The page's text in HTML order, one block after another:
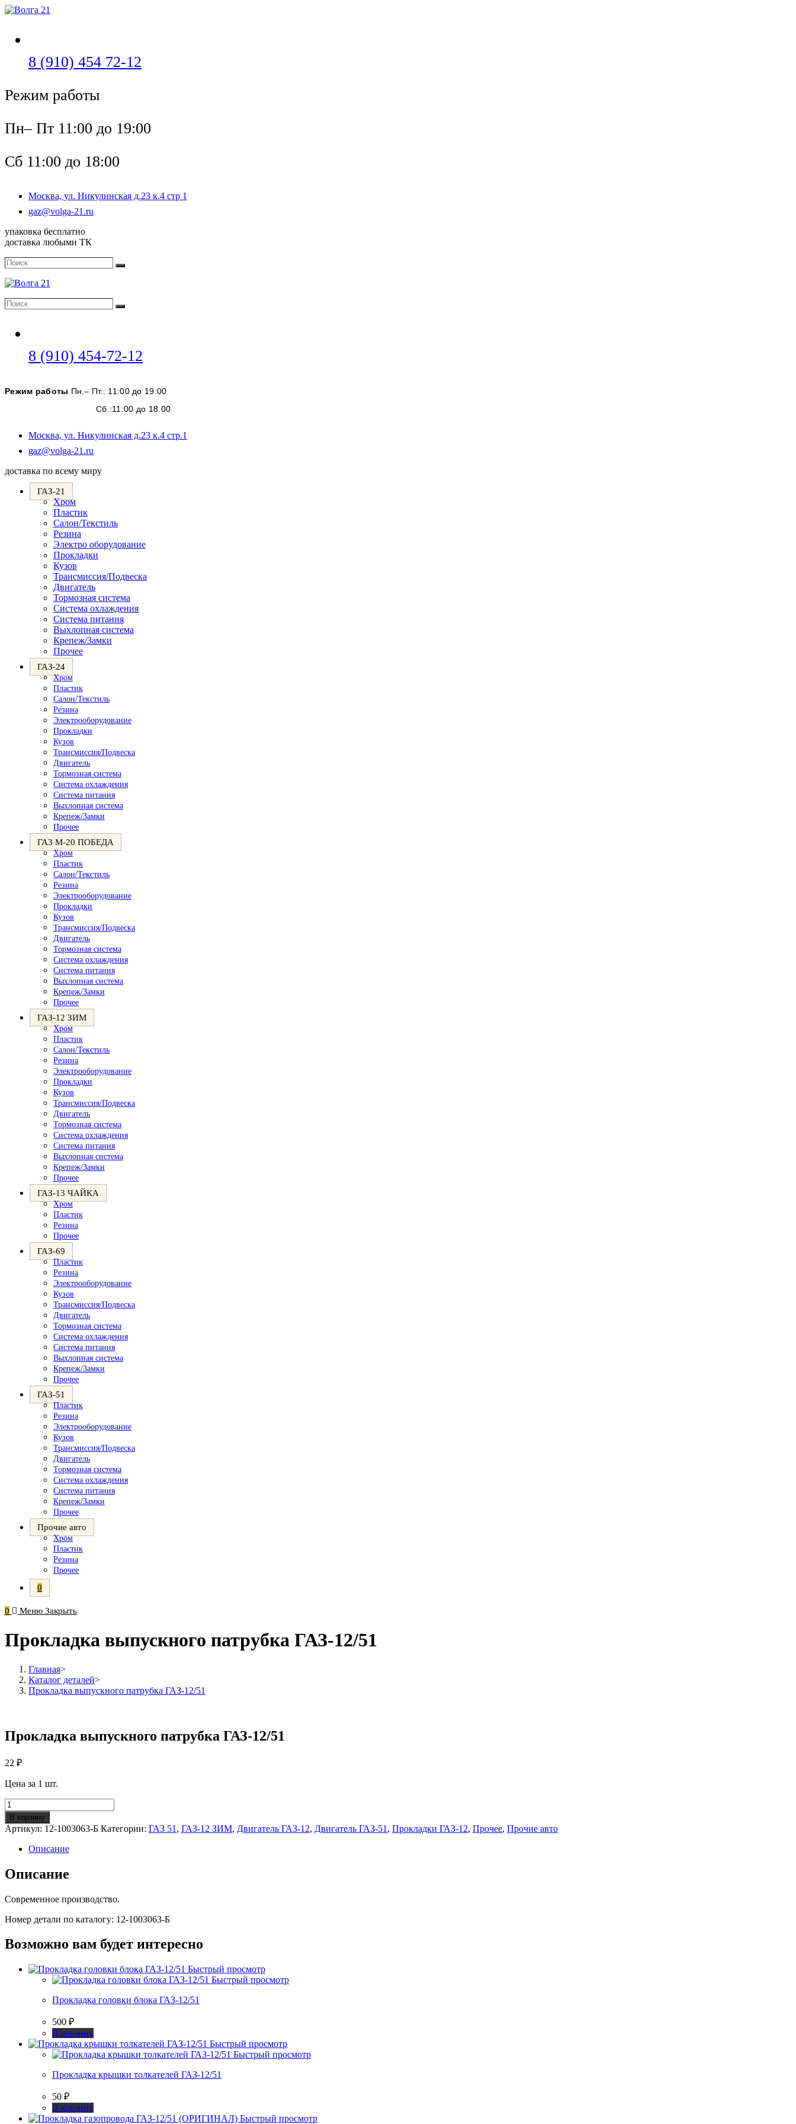
Перейти
8 (910) 454 72-12
Режим работы
Пн– Пт 11:00 до 19:00
Сб 11:00 до 18:00
Москва, ул. Никулинская д.23 к.4 стр 1
gaz@volga-21.ru
упаковка бесплатно
доставка любыми ТК
Поиск
Поиск
Поиск
Поиск
8 (910) 454-72-12
вашем
приложении
Режим работы Пн.– Пт.: 11:00 до 19:00
Сб.:11:00 до 18.00
Москва, ул. Никулинская д.23 к.4 стр.1
gaz@volga-21.ru
вашем
доставка по всему миру
ГАЗ-21
Хром
Пластик
Салон/Текстиль
Резина
Электро оборудование
Прокладки
Кузов
Трансмиссия/Подвеска
Двигатель
Тормозная система
Система охлаждения
Система питания
Выхлопная система
Крепеж/Замки
Прочее
ГАЗ-24
Хром
Пластик
Салон/Текстиль
Резина
Электрооборудование
Прокладки
Кузов
Трансмиссия/Подвеска
Двигатель
Тормозная система
Система охлаждения
Система питания
Выхлопная система
Крепеж/Замки
Прочее
ГАЗ М-20 ПОБЕДА
Хром
Пластик
Салон/Текстиль
Резина
Электрооборудование
Прокладки
Кузов
Трансмиссия/Подвеска
Двигатель
Тормозная система
Система охлаждения
Система питания
Выхлопная система
Крепеж/Замки
Прочее
ГАЗ-12 ЗИМ
Хром
Пластик
Салон/Текстиль
Резина
Электрооборудование
Прокладки
Кузов
Трансмиссия/Подвеска
Двигатель
Тормозная система
Система охлаждения
Система питания
Выхлопная система
Крепеж/Замки
Прочее
ГАЗ-13 ЧАЙКА
Хром
Пластик
Резина
Прочее
ГАЗ-69
Пластик
Резина
Электрооборудование
Кузов
Трансмиссия/Подвеска
Двигатель
Тормозная система
Система охлаждения
Система питания
Выхлопная система
Крепеж/Замки
Прочее
ГАЗ-51
Пластик
Резина
Электрооборудование
Кузов
Трансмиссия/Подвеска
Двигатель
Тормозная система
Система охлаждения
Система питания
Крепеж/Замки
Прочее
Прочие авто
Хром
Пластик
Резина
Прочее
0
0 Меню Закрыть
Прокладка выпускного патрубка ГАЗ-12/51
Главная>
Каталог деталей>
Прокладка выпускного патрубка ГАЗ-12/51
Прокладка выпускного патрубка ГАЗ-12/51
22 ₽
Цена за 1 шт.
Количество
Прокладка
выпускного
патрубка
ГАЗ-12/51
В корзину
Артикул: 12-1003063-Б Категории: ГАЗ 51 , ГАЗ-12 ЗИМ, Двигатель ГАЗ-12, Двигатель ГАЗ-51 , Прокладки ГАЗ-12, Прочее, Прочие авто
Описание
Описание
Современное производство.
Номер детали по каталогу: 12-1003063-Б
Возможно вам будет интересно
Быстрый просмотр
Быстрый просмотр
Прокладка головки блока ГАЗ-12/51
500 ₽
В корзину
Быстрый просмотр
Быстрый просмотр
Прокладка крышки толкателей ГАЗ-12/51
50 ₽
В корзину
Быстрый просмотр